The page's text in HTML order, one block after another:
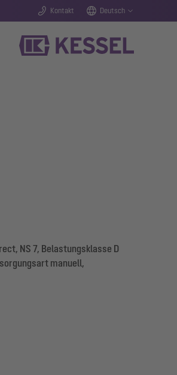
Kontakt Deutsch
NS 7, Belastungsklasse D
manuell,